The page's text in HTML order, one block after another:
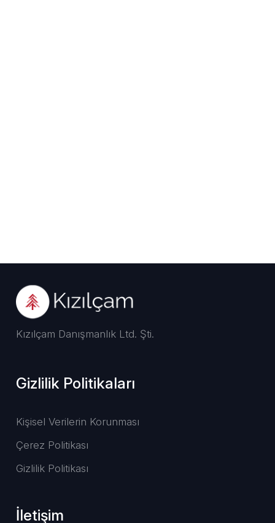
Kızılçam Danışmanlık Ltd. Şti.
Gizlilik Politikaları
Kişisel Verilerin Korunması
Çerez Politikası
Gizlilik Politikası
İletişim